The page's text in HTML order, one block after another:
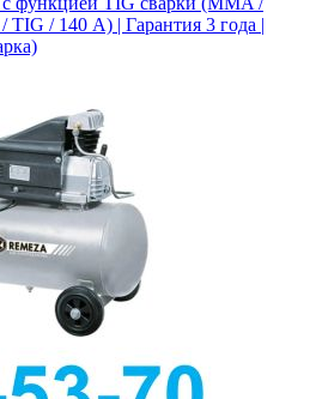
/ 140 А) | Гарантия 3 года |